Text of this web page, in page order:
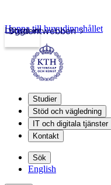
Studentwebben
Logga in
Hoppa till huvudinnehållet
Studier
Stöd och vägledning
IT och digitala tjänster
Kontakt
Sök
English